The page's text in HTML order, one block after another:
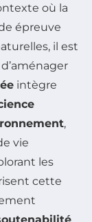
où la
épreuve
il est
intègre
,
vie
les
cette